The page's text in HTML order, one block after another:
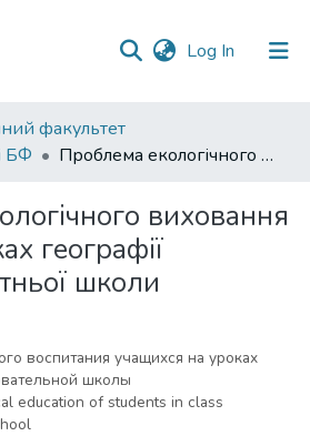
Log In (current)
факультет
БФ
Проблема екологічного виховання учнів на уроках географії загальноосвітньої школи
виховання
географії
школи
воспитания учащихся на уроках
школы
education of students in class